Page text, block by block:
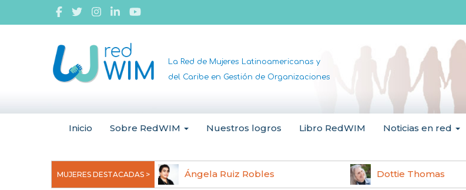
La Red de Mujeres Latinoamericanas y
del Caribe en Gestión de Organizaciones
Inicio Sobre RedWIM Nuestros logros Libro RedWIM Noticias en red
MUJERES DESTACADAS >
Uchegbu, pionera en
Ángela Ruiz Robles Dottie Thomas